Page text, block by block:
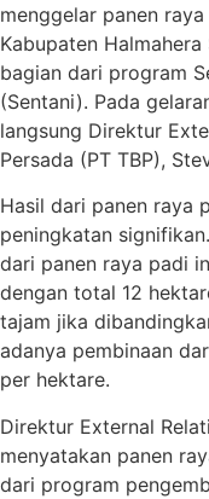
menggelar panen
Kabupaten
bagian dari program
(Sentani). Pada
langsung Direktur
Persada (PT TBP),
Hasil dari panen raya
peningkatan
dari panen raya padi
dengan total 12
tajam jika
adanya pembinaan
per hektare.
Direktur External
menyatakan panen
dari program